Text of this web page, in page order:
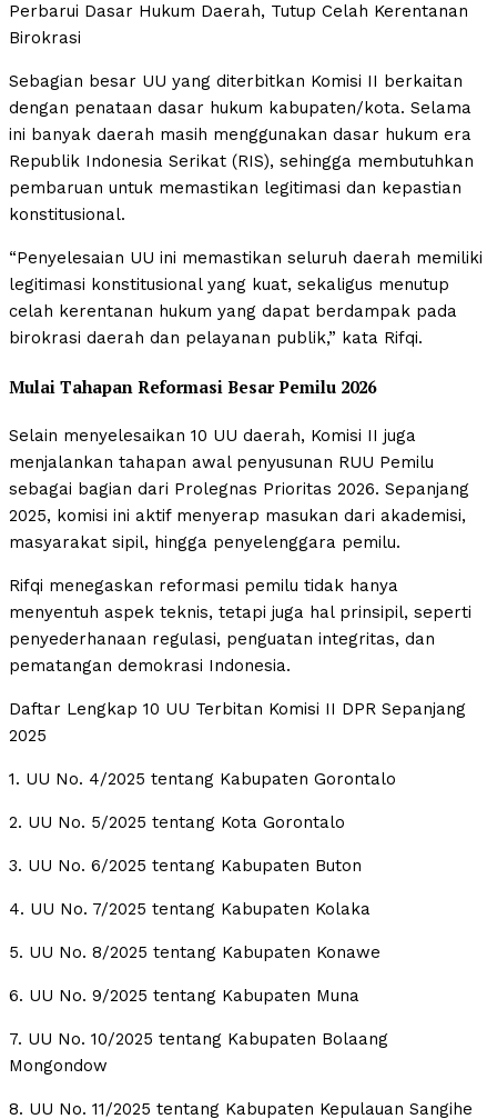
Perbarui Dasar Hukum Daerah, Tutup Celah Kerentanan
Birokrasi
Sebagian besar UU yang diterbitkan Komisi II berkaitan
dengan penataan dasar hukum kabupaten/kota. Selama
ini banyak daerah masih menggunakan dasar hukum era
Republik Indonesia Serikat (RIS), sehingga membutuhkan
pembaruan untuk memastikan legitimasi dan kepastian
konstitusional.
“Penyelesaian UU ini memastikan seluruh daerah memiliki
legitimasi konstitusional yang kuat, sekaligus menutup
celah kerentanan hukum yang dapat berdampak pada
birokrasi daerah dan pelayanan publik,” kata Rifqi.
Mulai Tahapan Reformasi Besar Pemilu 2026
Selain menyelesaikan 10 UU daerah, Komisi II juga
menjalankan tahapan awal penyusunan RUU Pemilu
sebagai bagian dari Prolegnas Prioritas 2026. Sepanjang
2025, komisi ini aktif menyerap masukan dari akademisi,
masyarakat sipil, hingga penyelenggara pemilu.
Rifqi menegaskan reformasi pemilu tidak hanya
menyentuh aspek teknis, tetapi juga hal prinsipil, seperti
penyederhanaan regulasi, penguatan integritas, dan
pematangan demokrasi Indonesia.
Daftar Lengkap 10 UU Terbitan Komisi II DPR Sepanjang
2025
1. UU No. 4/2025 tentang Kabupaten Gorontalo
2. UU No. 5/2025 tentang Kota Gorontalo
3. UU No. 6/2025 tentang Kabupaten Buton
4. UU No. 7/2025 tentang Kabupaten Kolaka
5. UU No. 8/2025 tentang Kabupaten Konawe
6. UU No. 9/2025 tentang Kabupaten Muna
7. UU No. 10/2025 tentang Kabupaten Bolaang
Mongondow
8. UU No. 11/2025 tentang Kabupaten Kepulauan Sangihe